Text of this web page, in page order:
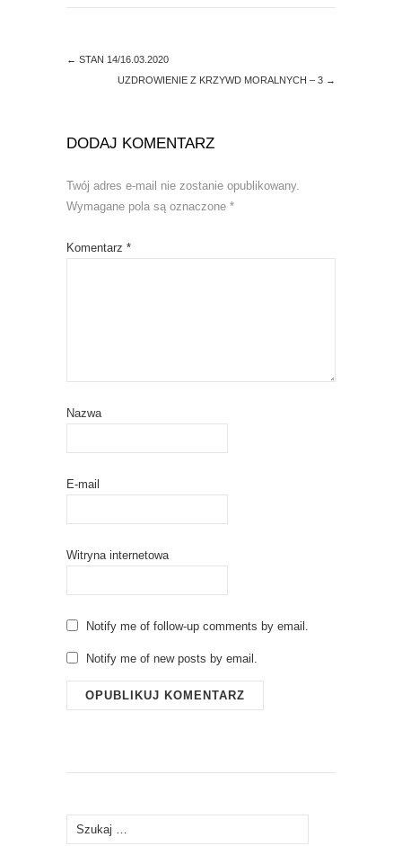
n
i
n
n
w
i
n
← STAN 14/16.03.2020
UZDROWIENIE Z KRZYWD MORALNYCH – 3 →
DODAJ KOMENTARZ
Twój adres e-mail nie zostanie opublikowany.
Wymagane pola są oznaczone *
Komentarz *
Nazwa
E-mail
Witryna internetowa
Notify me of follow-up comments by email.
Notify me of new posts by email.
Szukaj: